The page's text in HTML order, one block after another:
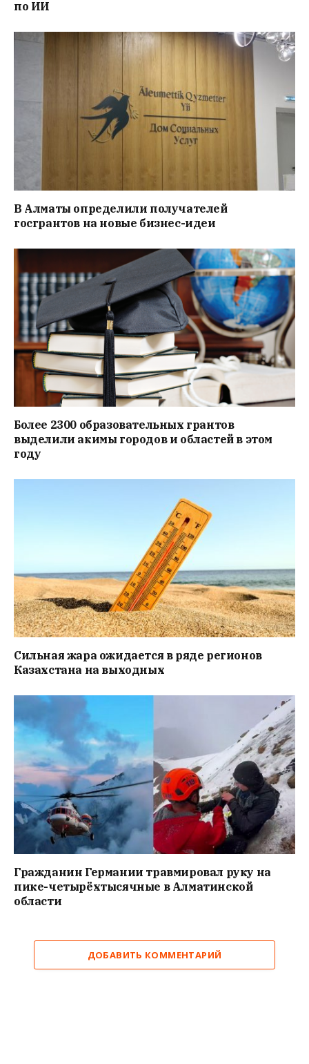
по ИИ
В Алматы определили получателей
госгрантов на новые бизнес-идеи
Более 2300 образовательных грантов
выделили акимы городов и областей в этом
году
Сильная жара ожидается в ряде регионов
Казахстана на выходных
Гражданин Германии травмировал руку на
пике-четырёхтысячные в Алматинской
области
ДОБАВИТЬ КОММЕНТАРИЙ